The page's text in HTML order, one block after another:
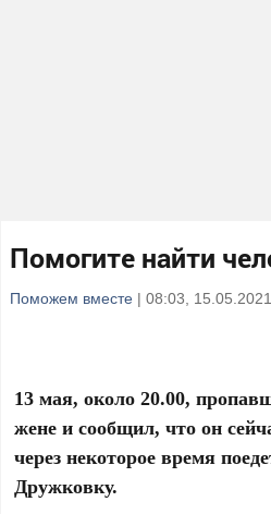
Помогите найти
Поможем вместе | 08:03, 15.05.2021
13 мая, около 20.00,
жене и сообщил, что он
через некоторое время
Дружковку.